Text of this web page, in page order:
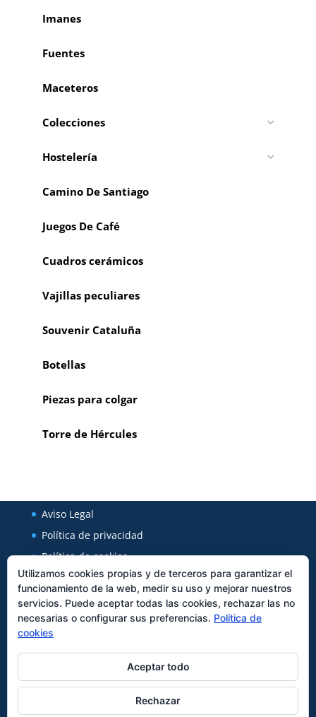
Imanes
Fuentes
Maceteros
Colecciones
Hostelería
Camino De Santiago
Juegos De Café
Cuadros cerámicos
Vajillas peculiares
Souvenir Cataluña
Botellas
Piezas para colgar
Torre de Hércules
Aviso Legal
Política de privacidad
Política de cookies
Regal Cerámica
Tfno:982562589
Utilizamos cookies propias y de terceros para garantizar el
funcionamiento de la web, medir su uso y mejorar nuestros
servicios. Puede aceptar todas las cookies, rechazar las no
necesarias o configurar sus preferencias. Política de
cookies
Aceptar todo
Rechazar